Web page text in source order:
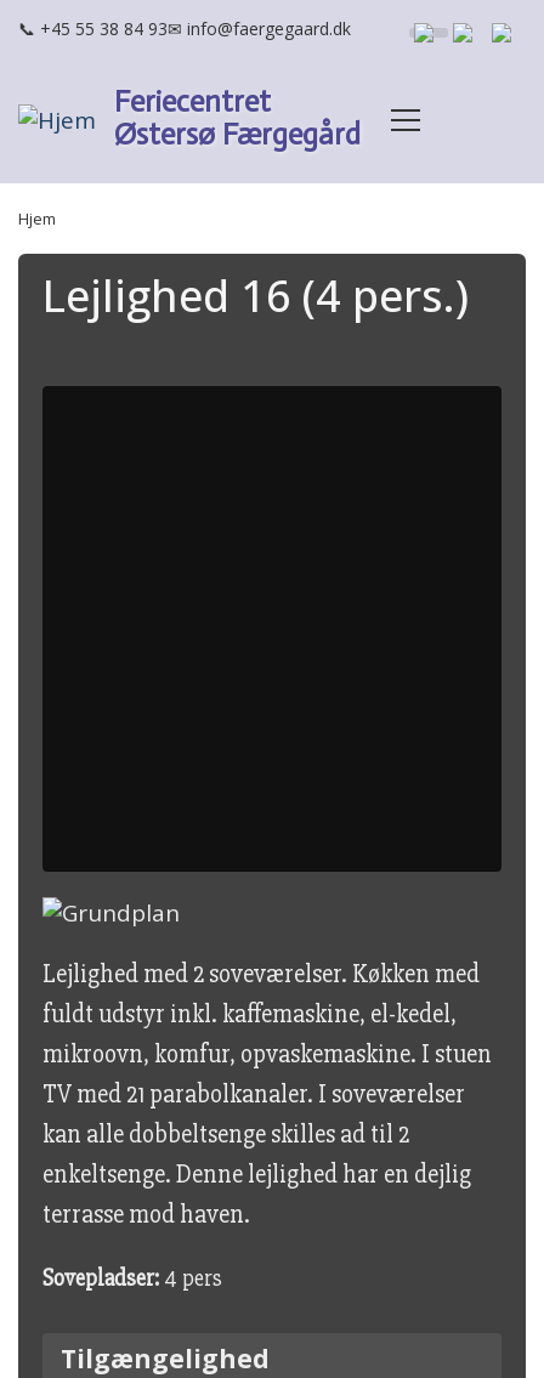
Gå til hovedindhold
+45 55 38 84 93 info@faergegaard.dk
Feriecentret
Østersø Færgegård
BRØDKRUMME
Hjem
Lejlighed 16 (4 pers.)
Lejlighed med 2 soveværelser. Køkken med
fuldt udstyr inkl. kaffemaskine, el-kedel,
mikroovn, komfur, opvaskemaskine. I stuen
TV med 21 parabolkanaler. I soveværelser
kan alle dobbeltsenge skilles ad til 2
enkeltsenge. Denne lejlighed har en dejlig
terrasse mod haven.
Sovepladser: 4 pers
Tilgængelighed